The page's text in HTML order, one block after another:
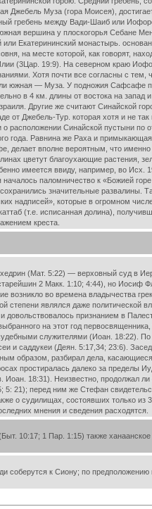
Муза (гора Моисея),
гребень между Вади-Шаиб или
вершина у плоскогорья Себане
Екатерининский монастырь.
на месте которой, как говорят,
(3Цар. 19:9). На северном краю
Хотя почти все согласны с тем,
южная — Муза. У подножия Сафсафе
в 4 км. длины от востока на
Другие же считают Синайской
от Джебель-Тур. которая хотя и не
расположении Синайской пустыни
года. Равнина же Раха и
вполне вероятным, что именно
цветут благоухающие
имеется ввиду, например, во Исх.
паломничество к «Божией
значительные
надписей», которые в огромном
(т.е. исписанная долина),
креста.
(Мат. 5:22) — верховный суд в
2 Макк. 1:10; 4:44), но Иосиф
возникло во времена владычества
степени являлся даже политической
довольствовалось признанием в
на этот год
служителями (Иоан. 18:22).
и саддукеи (Деян. 5:17,34; 23:6).
образом, разбирал дела,
простиралась далеко за
18:31). Неизвестно, продолжал
5: 21); перед ним же Стефан
о судилищах, состоявших только
мнения и сведения расходятся.
10:17; 1 Пар. 1:15) также
соберутся к Сиону; по